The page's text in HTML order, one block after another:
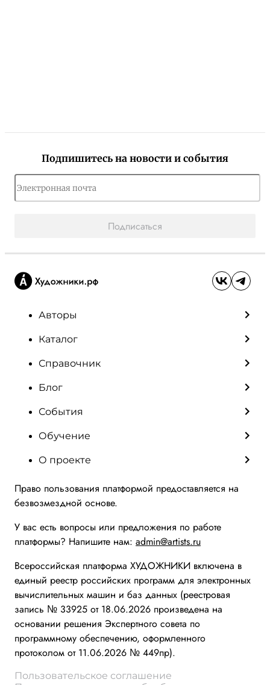
Подпишитесь на новости и события
Подписаться
Авторы
Каталог
Справочник
Блог
События
Обучение
О проекте
Право пользования платформой предоставляется на
безвозмездной основе.
У вас есть вопросы или предложения по работе
платформы? Напишите нам: admin@artists.ru
Всероссийская платформа ХУДОЖНИКИ включена в
единый реестр российских программ для электронных
вычислительных машин и баз данных (реестровая
запись № 33925 от 18.06.2026 произведена на
основании решения Экспертного совета по
программному обеспечению, оформленного
протоколом от 11.06.2026 № 449пр).
Пользовательское соглашение